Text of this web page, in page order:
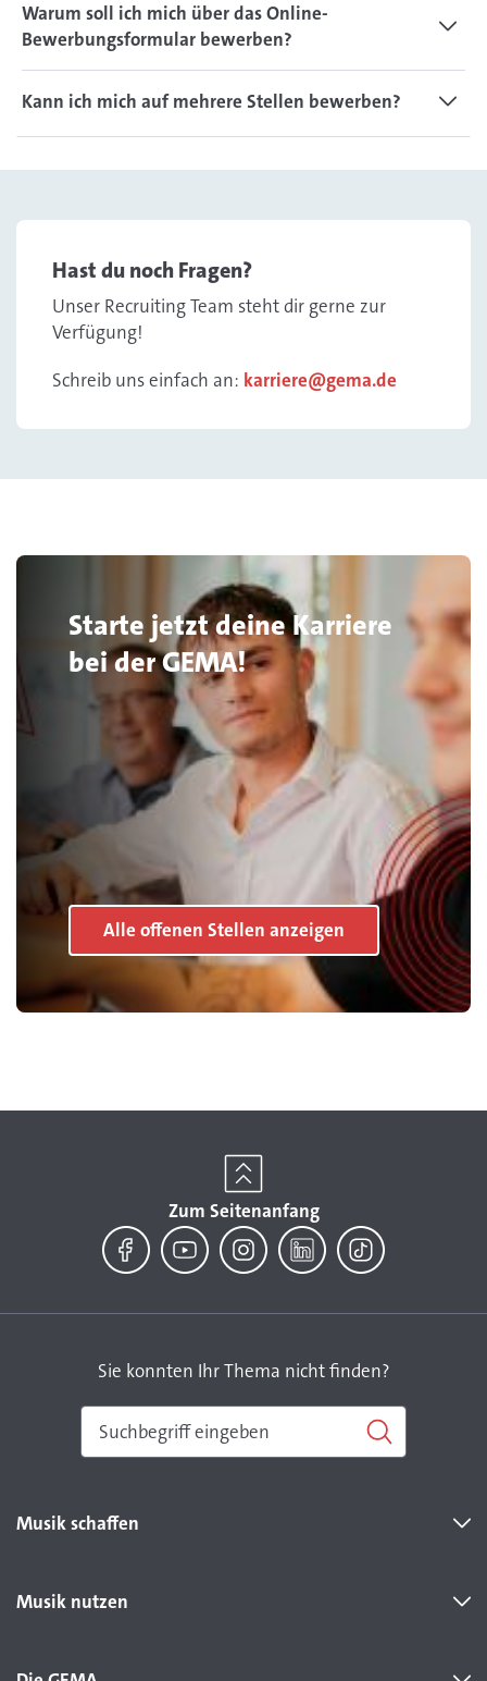
Warum soll ich mich über das Online-
Bewerbungsformular bewerben?
Kann ich mich auf mehrere Stellen bewerben?
Hast du noch Fragen?
Unser Recruiting Team steht dir gerne zur
Verfügung!
Schreib uns einfach an: karriere@gema.de
Starte jetzt deine Karriere
bei der GEMA!
Alle offenen Stellen anzeigen
Zum Seitenanfang
Sie konnten Ihr Thema nicht finden?
Musik schaffen
Musik nutzen